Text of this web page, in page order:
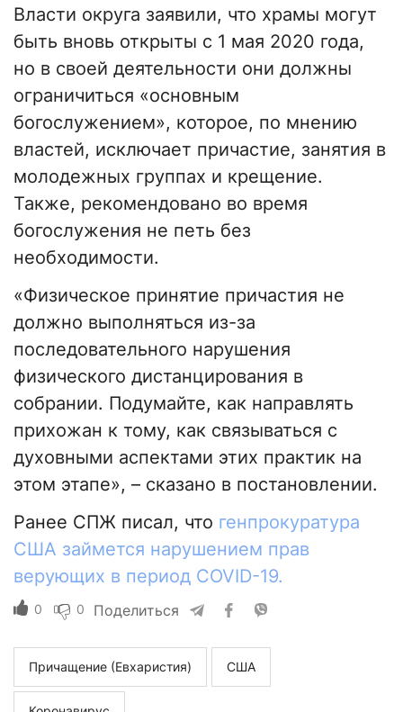
Власти округа заявили, что храмы могут
быть вновь открыты с 1 мая 2020 года,
но в своей деятельности они должны
ограничиться «основным
богослужением», которое, по мнению
властей, исключает причастие, занятия в
молодежных группах и крещение.
Также, рекомендовано во время
богослужения не петь без
необходимости.
«Физическое принятие причастия не
должно выполняться из-за
последовательного нарушения
физического дистанцирования в
собрании. Подумайте, как направлять
прихожан к тому, как связываться с
духовными аспектами этих практик на
этом этапе», – сказано в постановлении.
Ранее СПЖ писал, что генпрокуратура
США займется нарушением прав
верующих в период COVID-19.
0 0 Поделиться
Причащение (Евхаристия) США